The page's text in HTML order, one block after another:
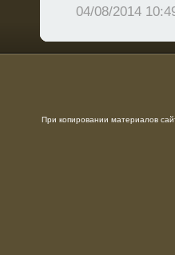
04/08/2014
При копировании материалов